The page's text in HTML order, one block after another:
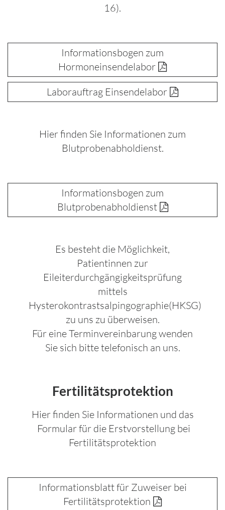
16).
Informationsbogen zum
Hormoneinsendelabor
Laborauftrag Einsendelabor
Hier finden Sie Informationen zum
Blutprobenabholdienst.
Informationsbogen zum
Blutprobenabholdienst
Es besteht die Möglichkeit,
Patientinnen zur
Eileiterdurchgängigkeitsprüfung
mittels
Hysterokontrastsalpingographie(HKSG)
zu uns zu überweisen.
Für eine Terminvereinbarung wenden
Sie sich bitte telefonisch an uns.
Fertilitätsprotektion
Hier finden Sie Informationen und das
Formular für die Erstvorstellung bei
Fertilitätsprotektion
Informationsblatt für Zuweiser bei
Fertilitätsprotektion